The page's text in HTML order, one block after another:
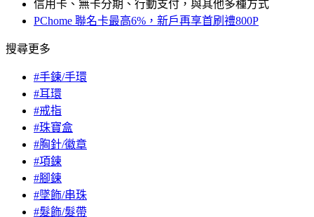
信用卡、無卡分期、行動支付，與其他多種方式
PChome 聯名卡最高6%，新戶再享首刷禮800P
搜尋更多
#手鍊/手環
#耳環
#戒指
#珠寶盒
#胸針/徽章
#項鍊
#腳鍊
#墜飾/串珠
#髮飾/髮帶